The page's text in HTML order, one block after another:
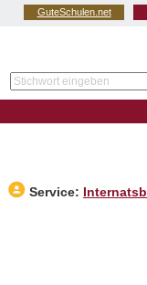
GuteSchulen.net
Service: